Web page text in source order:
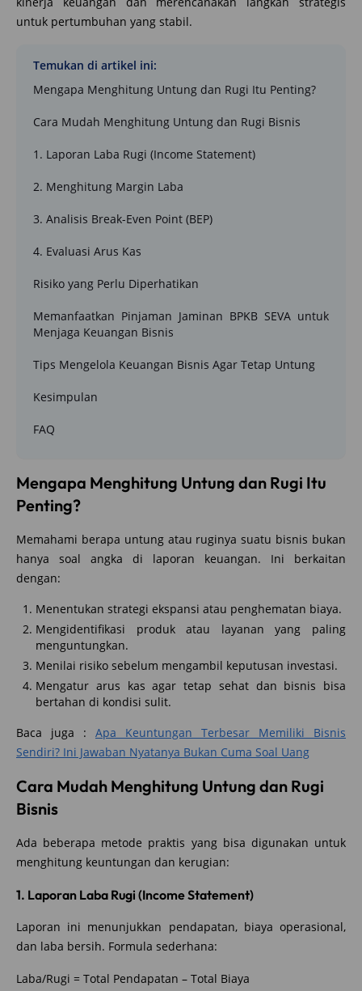
untuk pertumbuhan yang stabil.
Temukan di artikel ini:
Mengapa Menghitung Untung dan Rugi Itu Penting?
Cara Mudah Menghitung Untung dan Rugi Bisnis
1. Laporan Laba Rugi (Income Statement)
2. Menghitung Margin Laba
3. Analisis Break-Even Point (BEP)
4. Evaluasi Arus Kas
Risiko yang Perlu Diperhatikan
Memanfaatkan Pinjaman Jaminan BPKB SEVA untuk
Menjaga Keuangan Bisnis
Tips Mengelola Keuangan Bisnis Agar Tetap Untung
Kesimpulan
FAQ
Mengapa Menghitung Untung dan Rugi Itu
Penting?
Memahami berapa untung atau ruginya suatu bisnis bukan
hanya soal angka di laporan keuangan. Ini berkaitan
dengan:
Menentukan strategi ekspansi atau penghematan biaya.
Mengidentifikasi produk atau layanan yang paling
menguntungkan.
Menilai risiko sebelum mengambil keputusan investasi.
Mengatur arus kas agar tetap sehat dan bisnis bisa
bertahan di kondisi sulit.
Baca juga : Apa Keuntungan Terbesar Memiliki Bisnis
Sendiri? Ini Jawaban Nyatanya Bukan Cuma Soal Uang
Cara Mudah Menghitung Untung dan Rugi
Bisnis
Ada beberapa metode praktis yang bisa digunakan untuk
menghitung keuntungan dan kerugian:
1. Laporan Laba Rugi (Income Statement)
Laporan ini menunjukkan pendapatan, biaya operasional,
dan laba bersih. Formula sederhana:
Laba/Rugi = Total Pendapatan – Total Biaya